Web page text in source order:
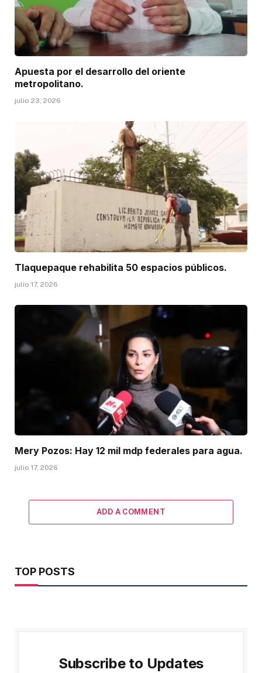
Apuesta por el desarrollo del oriente
metropolitano.
julio 23, 2026
Tlaquepaque rehabilita 50 espacios públicos.
julio 17, 2026
Mery Pozos: Hay 12 mil mdp federales para agua.
julio 17, 2026
ADD A COMMENT
TOP POSTS
Subscribe to Updates